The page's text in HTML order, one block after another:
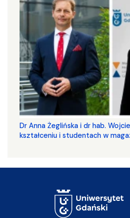
​​​​​​​Dr Anna Żeglińska i dr hab.
kształceniu i studentach w